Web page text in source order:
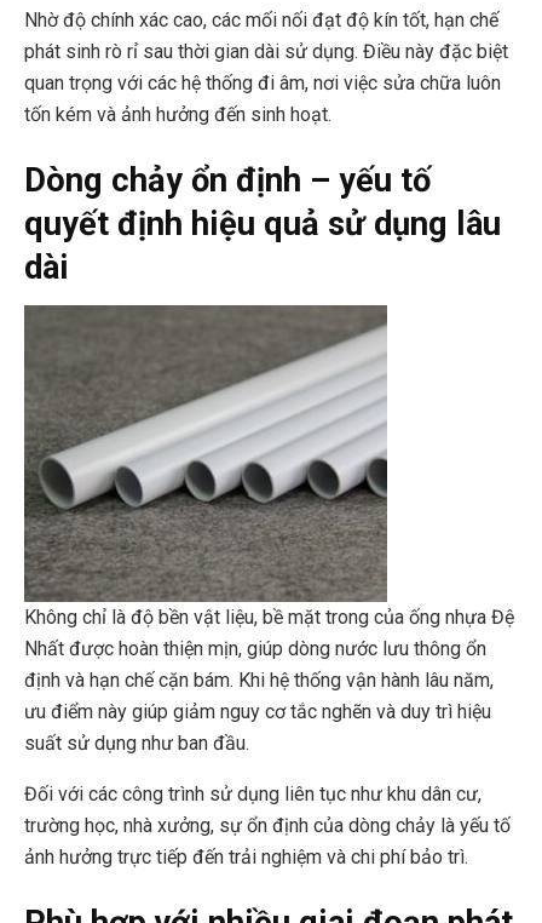
Nhờ độ chính xác cao, các mối nối đạt độ kín tốt, hạn chế
phát sinh rò rỉ sau thời gian dài sử dụng. Điều này đặc biệt
quan trọng với các hệ thống đi âm, nơi việc sửa chữa luôn
tốn kém và ảnh hưởng đến sinh hoạt.
Dòng chảy ổn định – yếu tố
quyết định hiệu quả sử dụng lâu
dài
Không chỉ là độ bền vật liệu, bề mặt trong của ống nhựa Đệ
Nhất được hoàn thiện mịn, giúp dòng nước lưu thông ổn
định và hạn chế cặn bám. Khi hệ thống vận hành lâu năm,
ưu điểm này giúp giảm nguy cơ tắc nghẽn và duy trì hiệu
suất sử dụng như ban đầu.
Đối với các công trình sử dụng liên tục như khu dân cư,
trường học, nhà xưởng, sự ổn định của dòng chảy là yếu tố
ảnh hưởng trực tiếp đến trải nghiệm và chi phí bảo trì.